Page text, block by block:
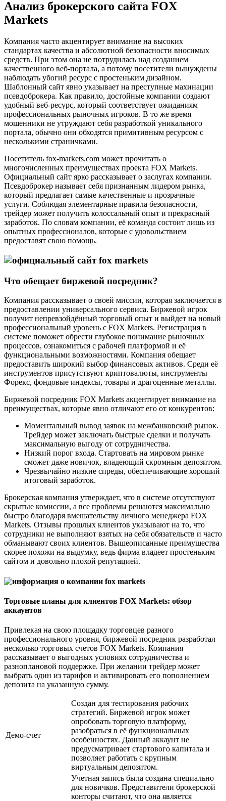
Анализ брокерского сайта FOX
Markets
Компания часто акцентирует внимание на высоких
стандартах качества и абсолютной безопасности вносимых
средств. При этом она не потрудилась над созданием
качественного веб-портала, а потому посетители вынуждены
наблюдать убогий ресурс с простеньким дизайном.
Шаблонный сайт явно указывает на преступные махинации
псевдоброкера. Как правило, достойные компании создают
удобный веб-ресурс, который соответствует ожиданиям
профессиональных рыночных игроков. В то же время
мошенники не утруждают себя разработкой уникального
портала, обычно они обходятся примитивным ресурсом с
несколькими страничками.
Посетитель fox-markets.com может прочитать о
многочисленных преимуществах проекта FOX Markets.
Официальный сайт ярко рассказывает о заслугах компании.
Псевдоброкер называет себя признанным лидером рынка,
который предлагает самые качественные и прозрачные
услуги. Соблюдая элементарные правила безопасности,
трейдер может получить колоссальный опыт и прекрасный
заработок. По словам компании, её команда состоит лишь из
опытных профессионалов, которые с удовольствием
предоставят свою помощь.
Что обещает биржевой посредник?
Компания рассказывает о своей миссии, которая заключается в
предоставлении универсального сервиса. Биржевой игрок
получит непревзойдённый торговый опыт и выйдет на новый
профессиональный уровень с FOX Markets. Регистрация в
системе поможет обрести глубокое понимание рыночных
процессов, ознакомиться с рабочей платформой и её
функциональными возможностями. Компания обещает
предоставить широкий выбор финансовых активов. Среди её
инструментов присутствуют криптовалюты, инструменты
Форекс, фондовые индексы, товары и драгоценные металлы.
Биржевой посредник FOX Markets акцентирует внимание на
преимуществах, которые явно отличают его от конкурентов:
Моментальный вывод заявок на межбанковский рынок.
Трейдер может заключать быстрые сделки и получать
максимальную выгоду от сотрудничества.
Низкий порог входа. Стартовать на мировом рынке
сможет даже новичок, владеющий скромным депозитом.
Чрезвычайно низкие спреды, обеспечивающие хороший
итоговый заработок.
Брокерская компания утверждает, что в системе отсутствуют
скрытые комиссии, а все проблемы решаются максимально
быстро благодаря вмешательству личного менеджера FOX
Markets. Отзывы прошлых клиентов указывают на то, что
сотрудники не выполняют взятых на себя обязательств и часто
обманывают своих клиентов. Вышеописанные преимущества
скорее похожи на выдумку, ведь фирма владеет простеньким
сайтом и довольно плохой репутацией.
Торговые планы для клиентов FOX Markets: обзор
аккаунтов
Привлекая на свою площадку торговцев разного
профессионального уровня, биржевой посредник разработал
несколько торговых счетов FOX Markets. Компания
рассказывает о выгодных условиях сотрудничества и
разноплановой поддержке. При желании трейдер может
выбрать один из тарифов и активировать его пополнением
депозита на указанную сумму.
Демо-счет
Создан для тестирования рабочих
стратегий. Биржевой игрок может
опробовать торговую платформу,
разобраться в её функциональных
особенностях. Данный аккаунт не
предусматривает стартового капитала и
позволяет работать с крупным
виртуальным депозитом.
Учетная запись была создана специально
для новичков. Представители брокерской
конторы считают, что она является